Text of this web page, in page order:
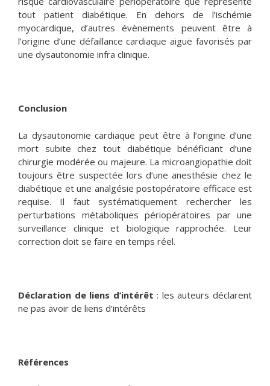
tout patient diabétique. En dehors de l’ischémie
myocardique, d’autres évènements peuvent être à
l’origine d’une défaillance cardiaque aiguë favorisés par
une dysautonomie infra clinique.
Conclusion
La dysautonomie cardiaque peut être à l’origine d’une
mort subite chez tout diabétique bénéficiant d’une
chirurgie modérée ou majeure. La microangiopathie doit
toujours être suspectée lors d’une anesthésie chez le
diabétique et une analgésie postopératoire efficace est
requise. Il faut systématiquement rechercher les
perturbations métaboliques périopératoires par une
surveillance clinique et biologique rapprochée. Leur
correction doit se faire en temps réel.
Déclaration de liens d’intérêt : les auteurs déclarent
ne pas avoir de liens d’intérêts
Références